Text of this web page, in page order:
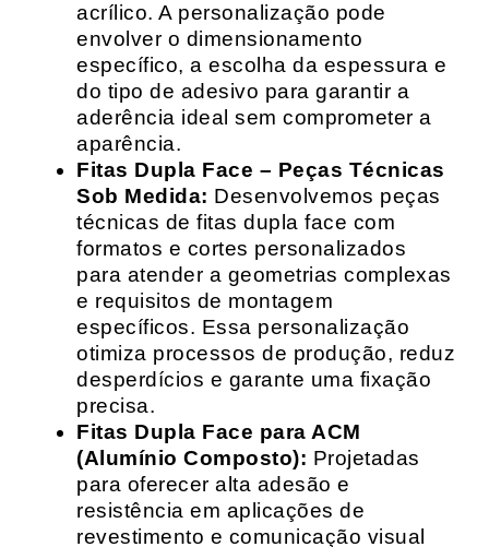
acrílico. A personalização pode
envolver o dimensionamento
específico, a escolha da espessura e
do tipo de adesivo para garantir a
aderência ideal sem comprometer a
aparência.
Fitas Dupla Face – Peças Técnicas
Sob Medida: Desenvolvemos peças
técnicas de fitas dupla face com
formatos e cortes personalizados
para atender a geometrias complexas
e requisitos de montagem
específicos. Essa personalização
otimiza processos de produção, reduz
desperdícios e garante uma fixação
precisa.
Fitas Dupla Face para ACM
(Alumínio Composto): Projetadas
para oferecer alta adesão e
resistência em aplicações de
revestimento e comunicação visual